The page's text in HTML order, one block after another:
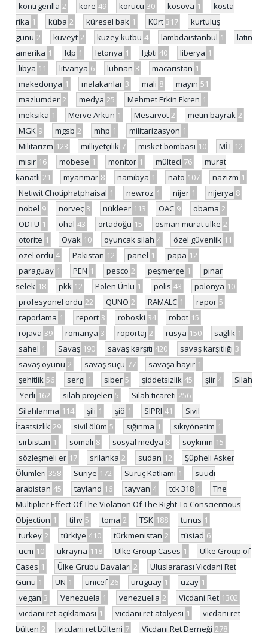
kontrgerilla 2 kore 49 korucu 30 kosova 1
kosta
rika 1 küba 2 küresel bak 1 Kürt 317
kurtuluş
günü 2 kuveyt 2 kuzey kutbu 4 lambdaistanbul 1
latin
amerika 1 ldp 1 letonya 1 lgbti 40 liberya 1
libya 11 litvanya 6 lübnan 3 macaristan 1
makedonya 1 malakanlar 3 mali 8 mayın 51
mazlumder 2 medya 25 Mehmet Erkin Ekren 1
meksika 1 Merve Arkun 1 Mesarvot 2 metin bayrak 2
MGK 9 mgsb 2 mhp 1 militarizasyon 1
Militarizm 123 milliyetçilik 7 misket bombası 10 MİT 12
mısır 16 mobese 1 monitor 1 mülteci 76
murat
kanatlı 21 myanmar 8 namibya 1 nato 107 nazizm 1
Netiwit Chotiphatphaisal 1 newroz 1 nijer 1 nijerya 8
nobel 9 norveç 3 nükleer 113 OAC 9 obama 2
ODTÜ 1 ohal 43 ortadoğu 15 osman murat ülke 2
otorite 1 Oyak 10 oyuncak silah 4 özel güvenlik 11
özel ordu 4 Pakistan 12 panel 1 papa 12
paraguay 1 PEN 1 pesco 2 peşmerge 1
pınar
selek 18 pkk 12 Polen Ünlü 1 polis 43 polonya 10
profesyonel ordu 22 QUNO 2 RAMALC 1 rapor 5
raporlama 1 report 3 roboski 34 robot 15
rojava 39 romanya 3 röportaj 2 rusya 150 sağlık 1
sahel 1 Savaş 190 savaş karşıtı 420 savaş karşıtlığı 3
savaş oyunu 2 savaş suçu 77 savaşa hayır 1
şehitlik 56 sergi 1 siber 5 şiddetsizlik 45 şiir 4
Silah
- Yerli 162 silah projeleri 5 Silah ticareti 256
Silahlanma 114 şili 1 şiö 1 SIPRI 41
Sivil
İtaatsizlik 29 sivil ölüm 5 sığınma 1 sıkıyönetim 1
sırbistan 1 somali 8 sosyal medya 8 soykırım 15
sözleşmeli er 17 srilanka 2 sudan 12
Şüpheli Asker
Ölümleri 358 Suriye 172 Suruç Katliamı 1
suudi
arabistan 45 tayland 16 tayvan 4 tck 318 1
The
Multiplier Effect Of The Violation Of The Right To Conscientious
Objection 1 tihv 5 toma 2 TSK 188 tunus 1
turkey 2 türkiye 410 türkmenistan 2 tüsiad 6
ucm 10 ukrayna 118 Ulke Group Cases 1
Ülke Group of
Cases 1 Ülke Grubu Davaları 2
Uluslararası Vicdani Ret
Günü 1 UN 1 unicef 26 uruguay 1 uzay 1
vegan 3 Venezuela 1 venezuella 2 Vicdani Ret 1302
vicdani ret açıklaması 1 vicdani ret atölyesi 1
vicdani ret
bülten 2 vicdani ret bülteni 7 Vicdani Ret Derneği 278